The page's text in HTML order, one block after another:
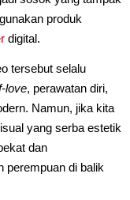
produk
digital.
tersebut selalu
love, perawatan diri,
Namun, jika kita
yang serba estetik
dan
perempuan di balik